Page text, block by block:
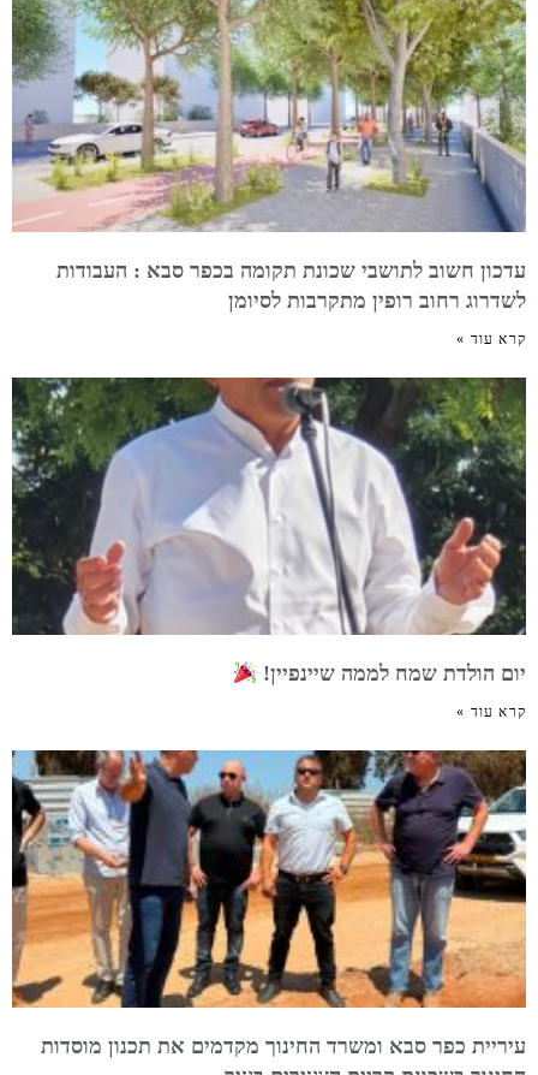
עדכון חשוב לתושבי שכונת תקומה בכפר סבא : העבודות
לשדרוג רחוב רופין מתקרבות לסיומן
קרא עוד »
יום הולדת שמח לממה שיינפיין!
קרא עוד »
עיריית כפר סבא ומשרד החינוך מקדמים את תכנון מוסדות